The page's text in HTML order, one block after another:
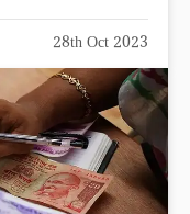
28th Oct 2023